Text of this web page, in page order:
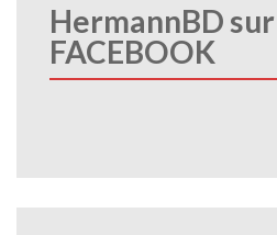
HermannBD sur
FACEBOOK